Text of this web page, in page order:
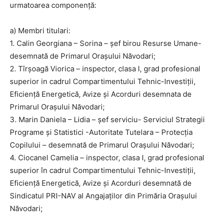
urmatoarea componență:
a) Membri titulari:
1. Calin Georgiana – Sorina – șef birou Resurse Umane-
desemnată de Primarul Orașului Năvodari;
2. Tîrșoagă Viorica – inspector, clasa I, grad profesional
superior in cadrul Compartimentului Tehnic-Investiții,
Eficiență Energetică, Avize și Acorduri­ desemnata de
Primarul Orașului Năvodari;
3. Marin Daniela – Lidia – șef serviciu- Serviciul Strategii
Programe și Statistici -Autoritate Tutelara – Protecția
Copilului – desemnată de Primarul Orașului Năvodari;
4. Ciocanel Camelia – inspector, clasa I, grad profesional
superior în cadrul Compartimentului Tehnic-Investiții,
Eficiență Energetică, Avize și Acorduri­ desemnată de
Sindicatul PRI-NAV al Angajaților din Primăria Orașului
Năvodari;